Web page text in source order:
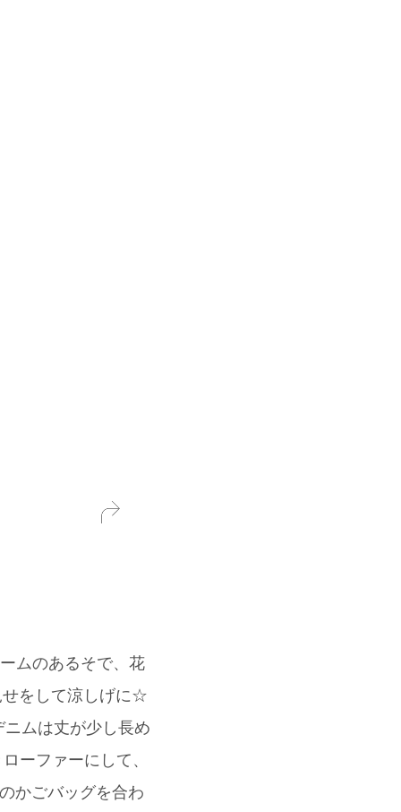
ムのあるそで、花
せをして涼しげに☆
ムは丈が少し長め
ーファーにして、
かごバッグを合わ